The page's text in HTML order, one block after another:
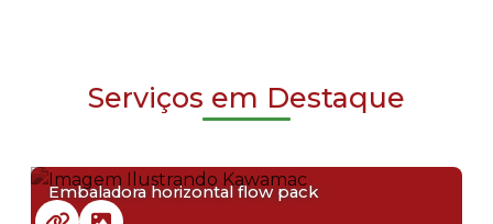
Serviços em Destaque
Embaladora horizontal flow pack